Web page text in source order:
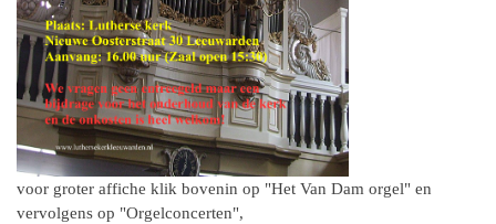
voor groter affiche klik bovenin op "Het Van Dam orgel" en
vervolgens op "Orgelconcerten",